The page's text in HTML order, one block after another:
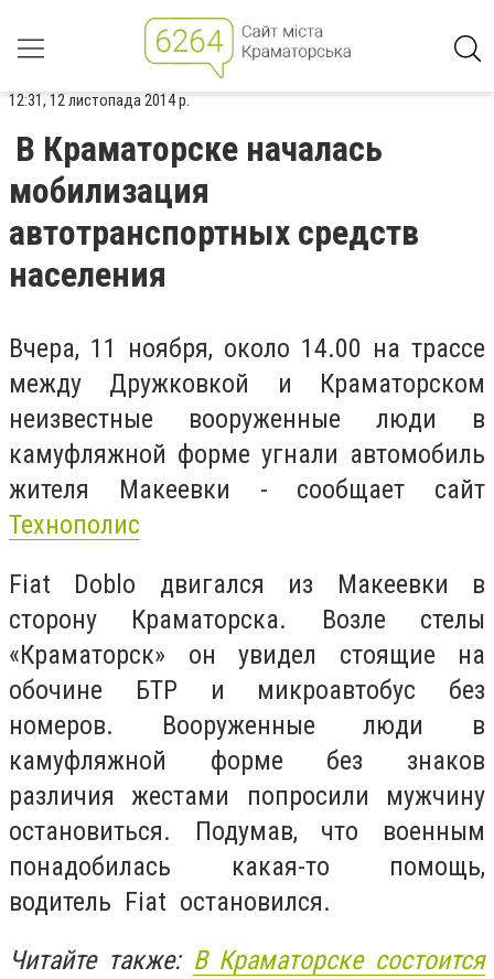
12:31, 12 листопада 2014 р.
В Краматорске началась
мобилизация
автотранспортных средств
населения
Вчера, 11 ноября, около 14.00 на трассе
между Дружковкой и Краматорском
неизвестные вооруженные люди в
камуфляжной форме угнали автомобиль
жителя Макеевки - сообщает сайт
Технополис
Fiat Doblo двигался из Макеевки в
сторону Краматорска. Возле стелы
«Краматорск» он увидел стоящие на
обочине БТР и микроавтобус без
номеров. Вооруженные люди в
камуфляжной форме без знаков
различия жестами попросили мужчину
остановиться. Подумав, что военным
понадобилась какая-то помощь,
водитель Fiat остановился.
Читайте также: В Краматорске состоится